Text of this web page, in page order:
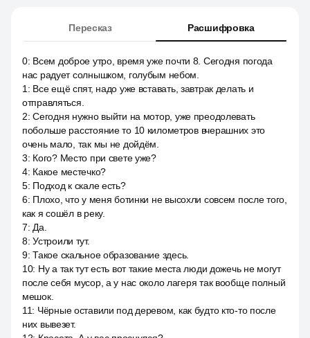
Пересказ Расшифровка
0: Всем доброе утро, время уже почти 8. Сегодня погода
нас радует солнышком, голубым небом.
1 : Все ещё спят, надо уже вставать, завтрак делать и
отправляться.
2:Сегодня нужно выйти на мотор, уже преодолевать
побольше расстояние то 10 километров вчерашних это
очень мало, так мы не дойдём.
3: Кого? Место при свете уже?
4: Какое местечко?
5: Подход к скале есть?
6: Плохо, что у меня ботинки не высохли совсем после того,
как я сошёл в реку.
7: Да.
8:Устроили тут.
9:Такое скальное образование здесь.
10: Ну а так тут есть вот такие места люди дожечь не могут
после себя мусор, а у нас около лагеря так вообще полный
мешок.
11: Чёрные оставили под деревом, как будто кто-то после
них вывезет.